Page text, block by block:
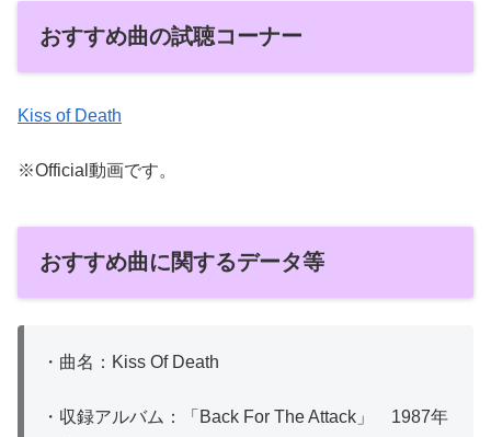
おすすめ曲の試聴コーナー
Kiss of Death
※Official動画です。
おすすめ曲に関するデータ等
・曲名：Kiss Of Death
・収録アルバム：「Back For The Attack」 1987年